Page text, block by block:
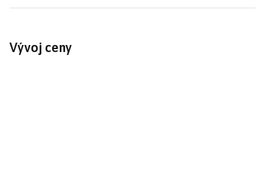
Vývoj ceny